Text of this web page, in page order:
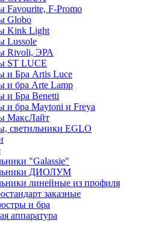
Favourite, F-Promo
Globo
Kink Light
Lussole
Rivoli, ЭРА
ST LUCE
и Бра Artis Luce
и бра Arte Lamp
и Бра Benetti
и бра Maytoni и Freya
МаксЛайт
светильники EGLO
"Galassie"
ДИОЛУМ
линейные из профиля
заказные
и бра
аппаратура